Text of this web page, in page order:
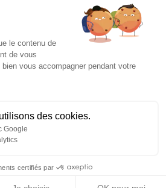
le contenu de
de vous
vous accompagner pendant votre
des cookies.
Google
certifiés par